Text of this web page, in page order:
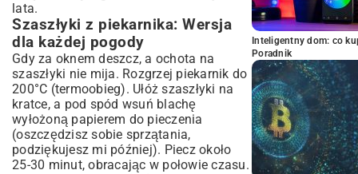
lata.
Szaszłyki z piekarnika: Wersja
dla każdej pogody
Gdy za oknem deszcz, a ochota na
szaszłyki nie mija. Rozgrzej piekarnik do
200°C (termoobieg). Ułóż szaszłyki na
kratce, a pod spód wsuń blachę
wyłożoną papierem do pieczenia
(oszczędzisz sobie sprzątania,
podziękujesz mi później). Piecz około
25-30 minut, obracając w połowie czasu.
Inteligentny dom: co
Poradnik